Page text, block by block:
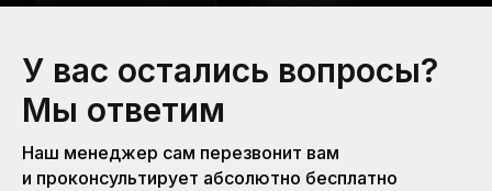
У вас остались вопросы?
Мы ответим
Наш менеджер сам перезвонит вам
и проконсультирует абсолютно бесплатно